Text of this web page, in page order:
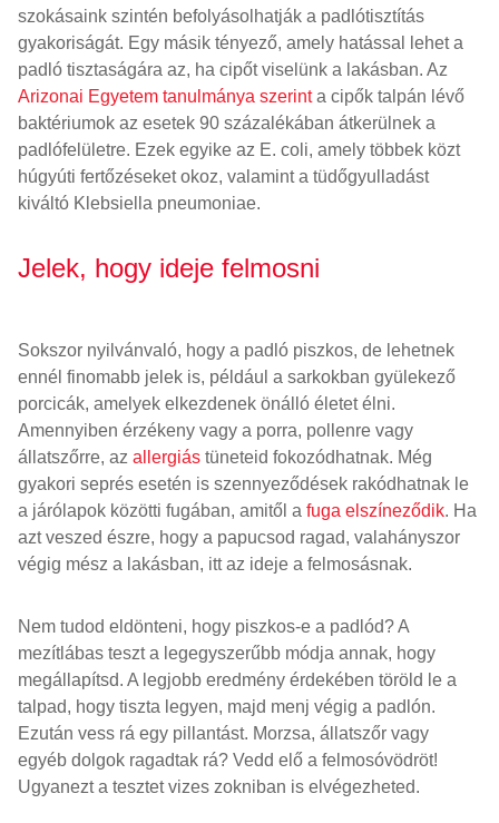
szokásaink szintén befolyásolhatják a padlótisztítás
gyakoriságát. Egy másik tényező, amely hatással lehet a
padló tisztaságára az, ha cipőt viselünk a lakásban. Az
Arizonai Egyetem tanulmánya szerinta cipők talpán lévő
baktériumok az esetek 90 százalékában átkerülnek a
padlófelületre. Ezek egyike az E. coli, amely többek közt
húgyúti fertőzéseket okoz, valamint a tüdőgyulladást
kiváltó Klebsiella pneumoniae.
Jelek, hogy ideje felmosni
Sokszor nyilvánvaló, hogy a padló piszkos, de lehetnek
ennél finomabb jelek is, például a sarkokban gyülekező
porcicák, amelyek elkezdenek önálló életet élni.
Amennyiben érzékeny vagy a porra, pollenre vagy
állatszőrre, az allergiás tüneteid fokozódhatnak. Még
gyakori seprés esetén is szennyeződések rakódhatnak le
a járólapok közötti fugában, amitől a fuga elszíneződik. Ha
azt veszed észre, hogy a papucsod ragad, valahányszor
végig mész a lakásban, itt az ideje a felmosásnak.
Nem tudod eldönteni, hogy piszkos-e a padlód? A
mezítlábas teszt a legegyszerűbb módja annak, hogy
megállapítsd. A legjobb eredmény érdekében töröld le a
talpad, hogy tiszta legyen, majd menj végig a padlón.
Ezután vess rá egy pillantást. Morzsa, állatszőr vagy
egyéb dolgok ragadtak rá? Vedd elő a felmosóvödröt!
Ugyanezt a tesztet vizes zokniban is elvégezheted.